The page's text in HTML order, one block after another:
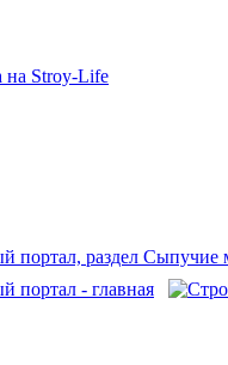
на Stroy-Life